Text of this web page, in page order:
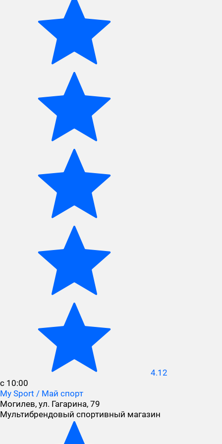
4.12
с 10:00
My Sport / Май спорт
Могилев, ул. Гагарина, 79
Мультибрендовый спортивный магазин